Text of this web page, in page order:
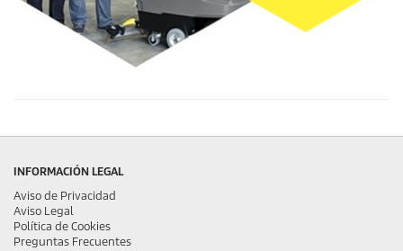
INFORMACIÓN LEGAL
Aviso de Privacidad
Aviso Legal
Política de Cookies
Preguntas Frecuentes